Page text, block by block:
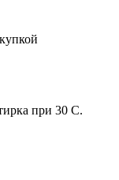
при 30 С.